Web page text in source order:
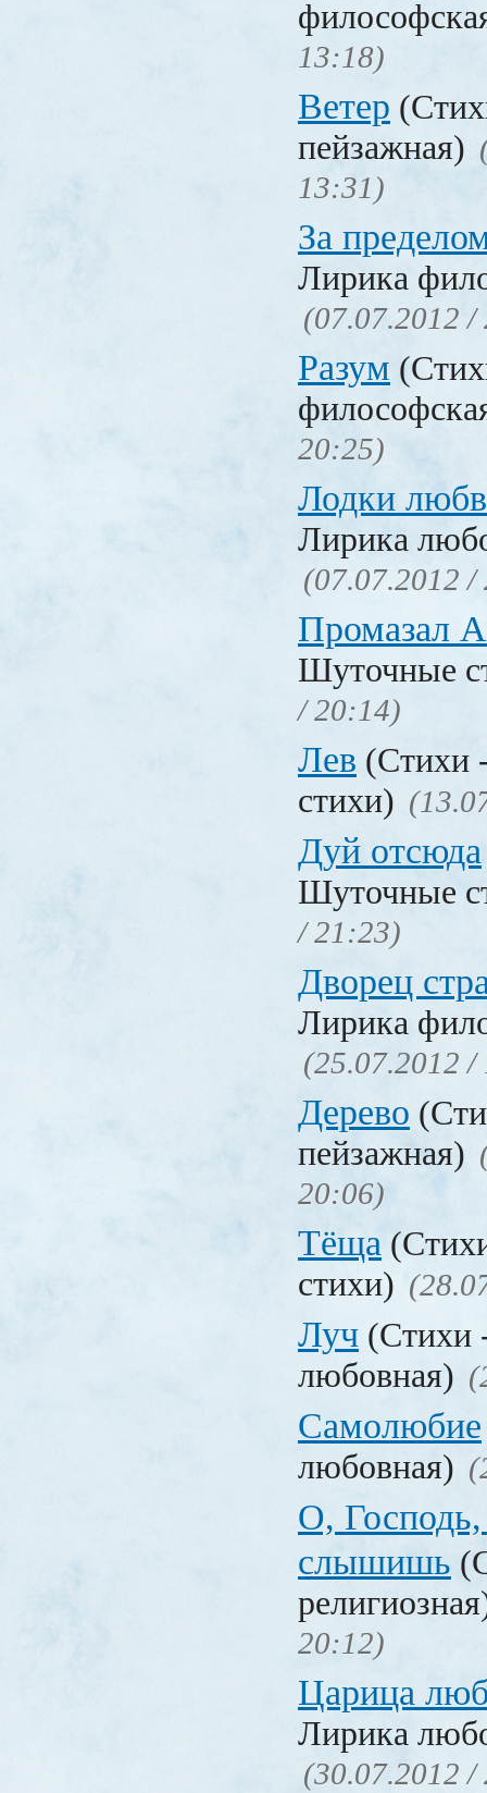
13:18)
Ветер
пейзажная)
13:31)
За
Лирика
(07.07.2012 /
Разум
20:25)
Лодки
Лирика
(07.07.2012 /
Промазал
Шуточные
/ 20:14)
Лев (Стихи
стихи)
Дуй отсюда
Шуточные
/ 21:23)
Дворец
Лирика
(25.07.2012 /
Дерево
пейзажная)
20:06)
Тёща
стихи)
Луч (Стихи
любовная)
Самолюбие
любовная)
О,
слышишь
20:12)
Царица
Лирика
(30.07.2012 /